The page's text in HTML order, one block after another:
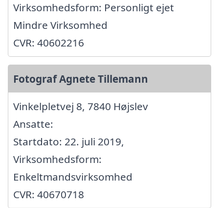
Virksomhedsform: Personligt ejet
Mindre Virksomhed
CVR: 40602216
Fotograf Agnete Tillemann
Vinkelpletvej 8, 7840 Højslev
Ansatte:
Startdato: 22. juli 2019,
Virksomhedsform:
Enkeltmandsvirksomhed
CVR: 40670718